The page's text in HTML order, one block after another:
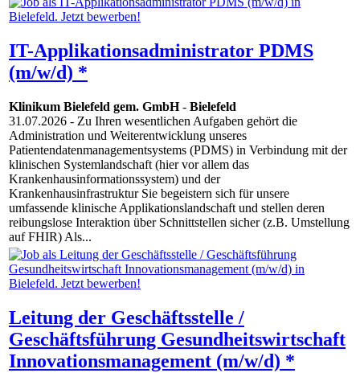
IT-Applikationsadministrator PDMS
(m/w/d) *
Klinikum Bielefeld gem. GmbH- Bielefeld
31.07.2026 - Zu Ihren wesentlichen Aufgaben gehört die
Administration und Weiterentwicklung unseres
Patientendatenmanagementsystems (PDMS) in Verbindung mit der
klinischen Systemlandschaft (hier vor allem das
Krankenhausinformationssystem) und der
Krankenhausinfrastruktur Sie begeistern sich für unsere
umfassende klinische Applikationslandschaft und stellen deren
reibungslose Interaktion über Schnittstellen sicher (z.B. Umstellung
auf FHIR) Als...
Leitung der Geschäftsstelle /
Geschäftsführung Gesundheitswirtschaft
Innovationsmanagement (m/w/d) *